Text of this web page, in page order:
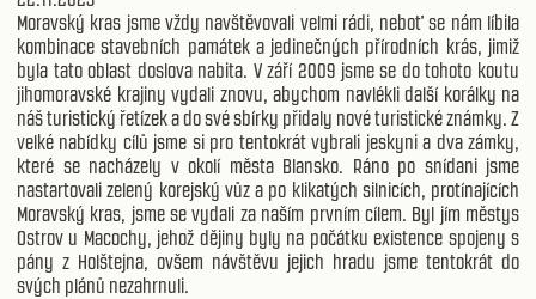
Moravský kras jsme vždy navštěvovali velmi rádi, neboť se nám líbila
kombinace stavebních památek a jedinečných přírodních krás, jimiž
byla tato oblast doslova nabita. V září 2009 jsme se do tohoto koutu
jihomoravské krajiny vydali znovu, abychom navlékli další korálky na
náš turistický řetízek a do své sbírky přidaly nové turistické známky. Z
velké nabídky cílů jsme si pro tentokrát vybrali jeskyni a dva zámky,
které se nacházely v okolí města Blansko. Ráno po snídani jsme
nastartovali zelený korejský vůz a po klikatých silnicích, protínajících
Moravský kras, jsme se vydali za naším prvním cílem. Byl jím městys
Ostrov u Macochy, jehož dějiny byly na počátku existence spojeny s
pány z Holštejna, ovšem návštěvu jejich hradu jsme tentokrát do
svých plánů nezahrnuli.